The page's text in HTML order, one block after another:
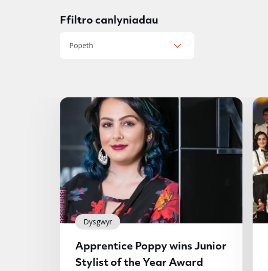
Ffiltro canlyniadau
Popeth
Dysgwyr
Apprentice Poppy wins Junior
Stylist of the Year Award